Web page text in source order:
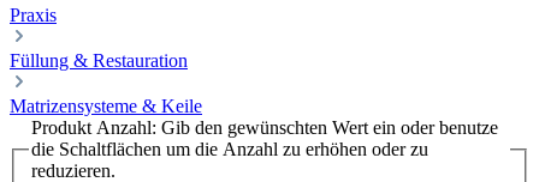
Praxis
Füllung & Restauration
Matrizensysteme & Keile
Produkt Anzahl: Gib den gewünschten Wert ein oder benutze
die Schaltflächen um die Anzahl zu erhöhen oder zu
reduzieren.